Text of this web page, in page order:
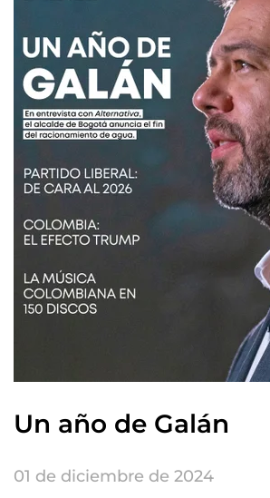
Un año de Galán
01 de diciembre de 2024